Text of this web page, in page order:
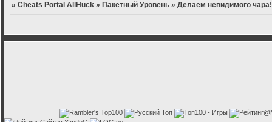
»Cheats Portal AllHuck » Пакетный Уровень »Делаем невидимого